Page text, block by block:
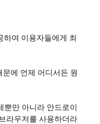
여 이용자들에게 최
에 언제 어디서든 원
만 아니라 안드로이
라우저를 사용하더라